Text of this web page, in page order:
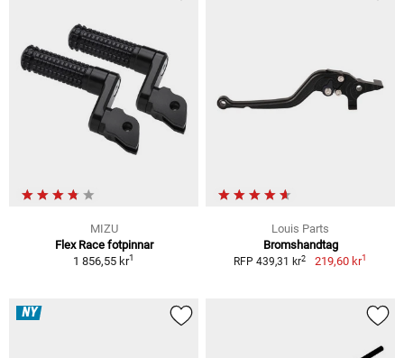
MIZU
Flex Race fotpinnar
1 856,55 kr1
Louis Parts
Bromshandtag
RFP 439,31 kr2 219,60 kr1
NY